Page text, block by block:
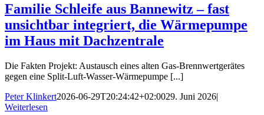
Familie Schleife aus Bannewitz – fast
unsichtbar integriert, die Wärmepumpe
im Haus mit Dachzentrale
Die Fakten Projekt: Austausch eines alten Gas-Brennwertgerätes
gegen eine Split-Luft-Wasser-Wärmepumpe [...]
Peter Klinkert2026-06-29T20:24:42+02:0029. Juni 2026|
Weiterlesen